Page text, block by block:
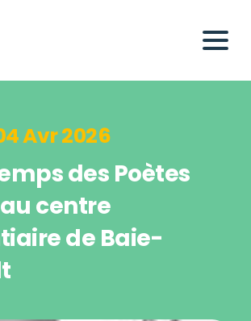
Avr 2026
des Poètes
centre
de Baie-